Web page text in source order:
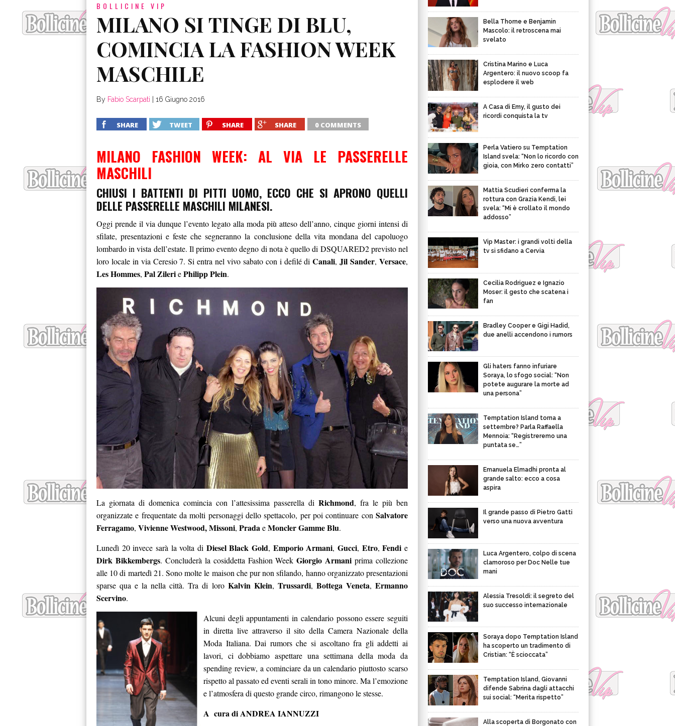
BOLLICINE VIP
MILANO SI TINGE DI BLU,
COMINCIA LA FASHION WEEK
MASCHILE
By Fabio Scarpati 16 Giugno 2016
SHARE TWEET SHARE SHARE 0 COMMENTS
MILANO FASHION WEEK: AL VIA LE PASSERELLE
MASCHILI
CHIUSI I BATTENTI DI PITTI UOMO, ECCO CHE SI APRONO QUELLI
DELLE PASSERELLE MASCHILI MILANESI.
Oggi prende il via dunque l’evento legato alla moda più atteso dell’anno, cinque giorni intensi di
sfilate, presentazioni e feste che segneranno la conclusione della vita mondana del capoluogo
lombardo in vista dell’estate. Il primo evento degno di nota è quello di DSQUARED2 previsto nel
loro locale in via Ceresio 7. Si entra nel vivo sabato con i defilé diCanali,Jil Sander,Versace,
Les Hommes, Pal ZileriePhilipp Plein.
La giornata di domenica comincia con l’attesissima passerella di Richmond, fra le più ben
organizzate e frequentate da molti personaggi dello spettacolo, per poi continuare con Salvatore
Ferragamo, Vivienne Westwood,Missoni, Prada eMoncler Gamme Blu.
Lunedì 20 invece sarà la volta di Diesel Black Gold, Emporio Armani,Gucci, Etro,Fendi e
Dirk Bikkembergs. Concluderà la cosiddetta Fashion WeekGiorgio Armani prima collezione
alle 10 di martedì 21. Sono molte le maison che pur non sfilando, hanno organizzato presentazioni
sparse qua e la nella città. Tra di loro Kalvin Klein, Trussardi, Bottega Veneta,Ermanno
Scervino.
Alcuni degli appuntamenti in calendario possono essere seguiti
in diretta live attraverso il sito della Camera Nazionale della
Moda Italiana. Dai rumors che si ascoltano fra gli addetti ai
lavori, ci dobbiamo aspettare una settimana della moda da
spending review, a cominciare da un calendario piuttosto scarso
rispetto al passato ed eventi serali in tono minore. Ma l’emozione
e l’atmosfera di questo grande circo, rimangono le stesse.
A cura di ANDREA IANNUZZI
Bella Thorne e Benjamin
Mascolo: il retroscena mai
svelato
Cristina Marino e Luca
Argentero: il nuovo scoop fa
esplodere il web
A Casa di Emy, il gusto dei
ricordi conquista la tv
Perla Vatiero su Temptation
Island svela: “Non lo ricordo con
gioia, con Mirko zero contatti”
Mattia Scudieri conferma la
rottura con Grazia Kendi, lei
svela: “Mi è crollato il mondo
addosso”
Vip Master: i grandi volti della
tv si sfidano a Cervia
Cecilia Rodriguez e Ignazio
Moser: il gesto che scatena i
fan
Bradley Cooper e Gigi Hadid,
due anelli accendono i rumors
Gli haters fanno infuriare
Soraya, lo sfogo social: “Non
potete augurare la morte ad
una persona”
Temptation Island torna a
settembre? Parla Raffaella
Mennoia: “Registreremo una
puntata se…”
Emanuela Elmadhi pronta al
grande salto: ecco a cosa
aspira
Il grande passo di Pietro Gatti
verso una nuova avventura
Luca Argentero, colpo di scena
clamoroso per Doc Nelle tue
mani
Alessia Tresoldi: il segreto del
suo successo internazionale
Soraya dopo Temptation Island
ha scoperto un tradimento di
Cristian: “È scioccata”
Temptation Island, Giovanni
difende Sabrina dagli attacchi
sui social: “Merita rispetto”
Alla scoperta di Borgonato con